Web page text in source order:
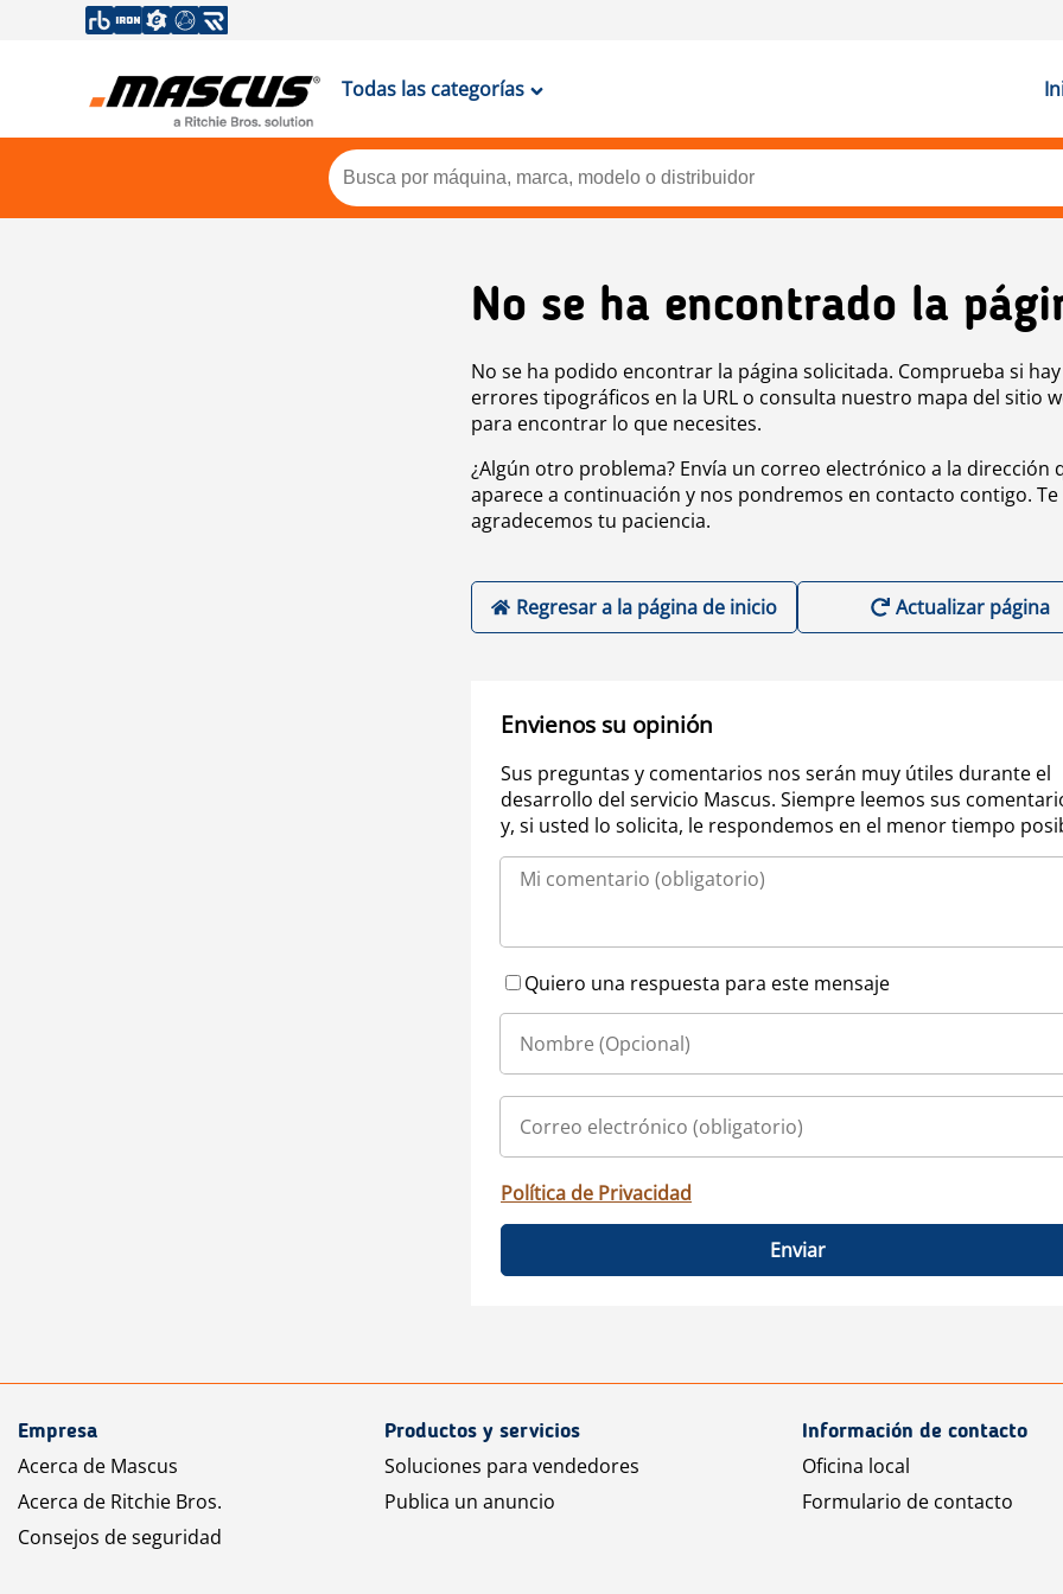
Todas las categorías
No se ha encontrado la
No se ha podido encontrar la página solicitada. Comprueba si hay
errores tipográficos en la URL o consulta nuestro mapa del sitio
para encontrar lo que necesites.
¿Algún otro problema? Envía un correo electrónico a la dirección
aparece a continuación y nos pondremos en contacto contigo. Te
agradecemos tu paciencia.
Regresar a la página de inicio Actualizar página
Envienos su opinión
Sus preguntas y comentarios nos serán muy útiles durante el
desarrollo del servicio Mascus. Siempre leemos sus
y, si usted lo solicita, le respondemos en el menor tiempo
Quiero una respuesta para este mensaje
Política de Privacidad
Enviar
Empresa
Acerca de Mascus
Acerca de Ritchie Bros.
Consejos de seguridad
Productos y servicios
Soluciones para vendedores
Publica un anuncio
Información de contacto
Oficina local
Formulario de contacto